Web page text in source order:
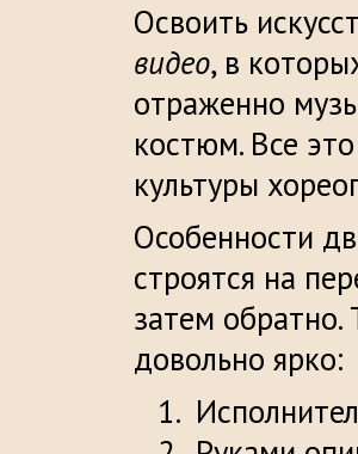
Освоить
видео, в
отраженно
костюм. Все
культуры
Особенности
строятся на
затем обратно.
довольно ярко: